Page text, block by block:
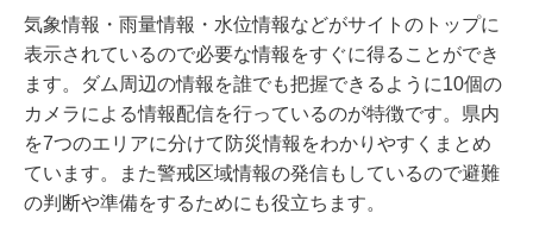
気象情報・雨量情報・水位情報などがサイトのトップに
表示されているので必要な情報をすぐに得ることができ
ます。ダム周辺の情報を誰でも把握できるように10個の
カメラによる情報配信を行っているのが特徴です。県内
を7つのエリアに分けて防災情報をわかりやすくまとめ
ています。また警戒区域情報の発信もしているので避難
の判断や準備をするためにも役立ちます。